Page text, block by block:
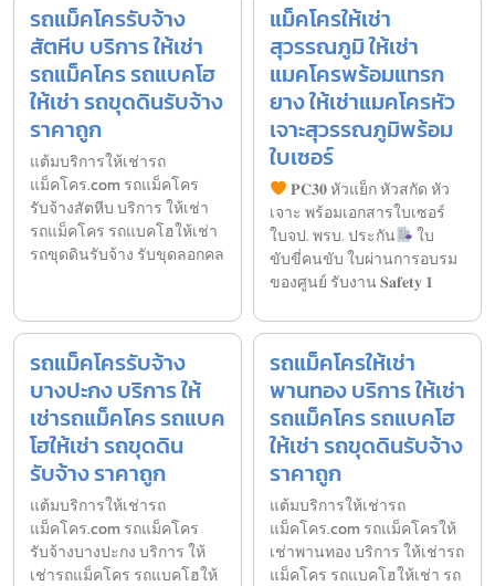
รถแม็คโครรับจ้าง
สัตหีบ บริการ ให้เช่า
รถแม็คโคร รถแบคโฮ
ให้เช่า รถขุดดินรับจ้าง
ราคาถูก
แต้มบริการให้เช่ารถ
แม็คโคร.com รถแม็คโคร
รับจ้างสัตหีบ บริการ ให้เช่า
รถแม็คโคร รถแบคโฮให้เช่า
รถขุดดินรับจ้าง รับขุดลอกคล
แม็คโครให้เช่า
สุวรรณภูมิ ให้เช่า
แมคโครพร้อมแทรก
ยาง ให้เช่าแมคโครหัว
เจาะสุวรรณภูมิพร้อม
ใบเซอร์
𝐏𝐂𝟑𝟎 หัวแย็ก หัวสกัด หัว
เจาะ พร้อมเอกสารใบเซอร์
ใบจป. พรบ. ประกัน
ใบ
ขับขี่คนขับ ใบผ่านการอบรม
ของศูนย์ รับงาน 𝐒𝐚𝐟𝐞𝐭𝐲 𝟏
รถแม็คโครรับจ้าง
บางปะกง บริการ ให้
เช่ารถแม็คโคร รถแบค
โฮให้เช่า รถขุดดิน
รับจ้าง ราคาถูก
แต้มบริการให้เช่ารถ
แม็คโคร.com รถแม็คโคร
รับจ้างบางปะกง บริการ ให้
เช่ารถแม็คโคร รถแบคโฮให้
รถแม็คโครให้เช่า
พานทอง บริการ ให้เช่า
รถแม็คโคร รถแบคโฮ
ให้เช่า รถขุดดินรับจ้าง
ราคาถูก
แต้มบริการให้เช่ารถ
แม็คโคร.com รถแม็คโครให้
เช่าพานทอง บริการ ให้เช่ารถ
แม็คโคร รถแบคโฮให้เช่า รถ